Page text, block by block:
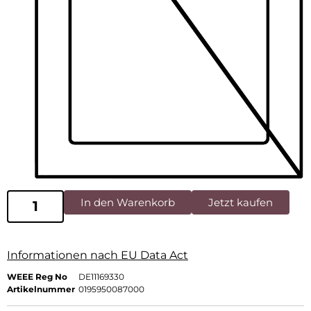
In den Warenkorb Jetzt kaufen
Informationen nach EU Data Act
WEEE Reg No
DE11169330
Artikelnummer 0195950087000